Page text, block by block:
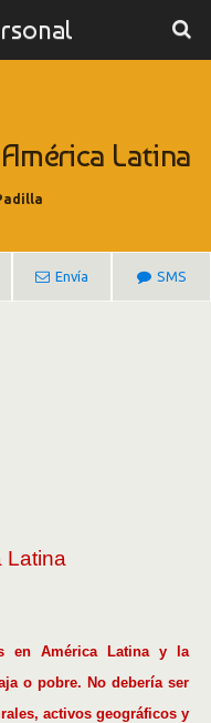
Latina
Envía SMS
Latina
en América Latina y la
o pobre. No debería ser
activos geográficos y